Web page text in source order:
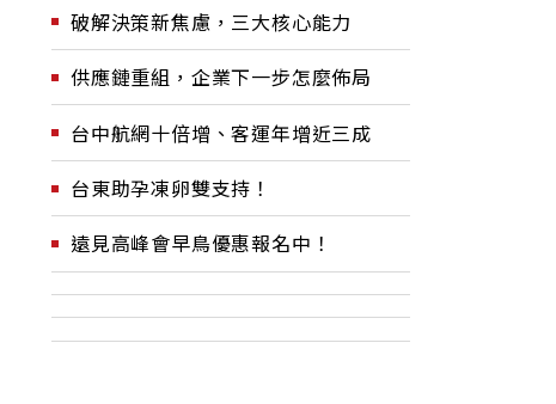
破解決策新焦慮，三大核心能力
供應鏈重組，企業下一步怎麼佈局
台中航網十倍增、客運年增近三成
台東助孕凍卵雙支持！
遠見高峰會早鳥優惠報名中！